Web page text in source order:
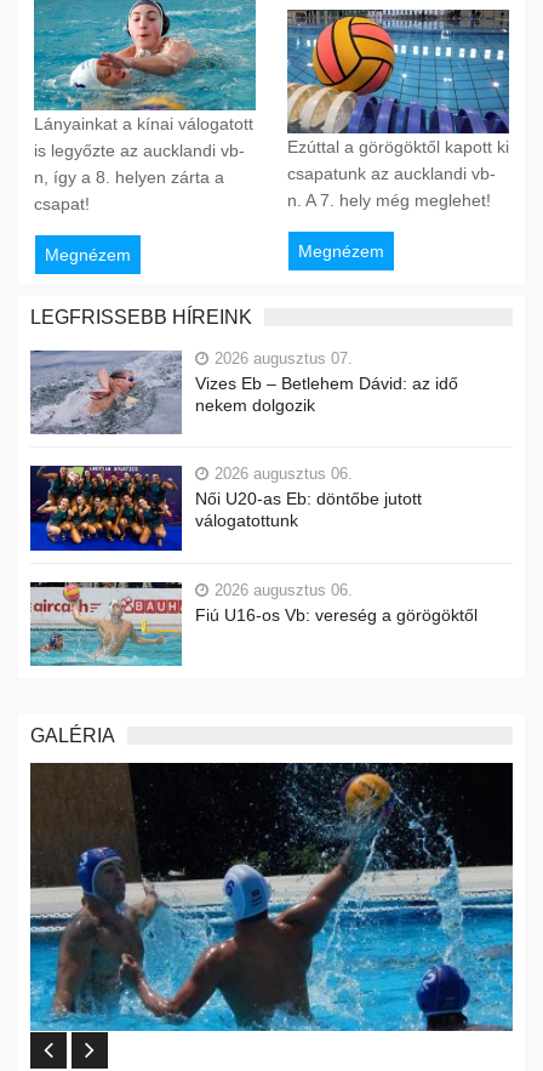
Lányainkat a kínai válogatott
is legyőzte az aucklandi vb-
n, így a 8. helyen zárta a
csapat!
Megnézem
Ezúttal a görögöktől kapott ki
csapatunk az aucklandi vb-
n. A 7. hely még meglehet!
Megnézem
LEGFRISSEBB HÍREINK
2026 augusztus 07.
Vizes Eb – Betlehem Dávid: az idő
nekem dolgozik
2026 augusztus 06.
Női U20-as Eb: döntőbe jutott
válogatottunk
2026 augusztus 06.
Fiú U16-os Vb: vereség a görögöktől
GALÉRIA